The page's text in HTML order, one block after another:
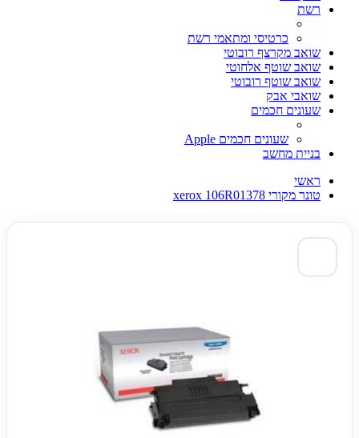
רשת
כרטיסי ומתאמי רשת
שואב מקרצף רובוטי
שואב שוטף אלחוטי
שואב שוטף רובוטי
שואבי אבק
שעונים חכמים
שעונים חכמים Apple
בניית מחשב
ראשי
טונר מקורי xerox 106R01378